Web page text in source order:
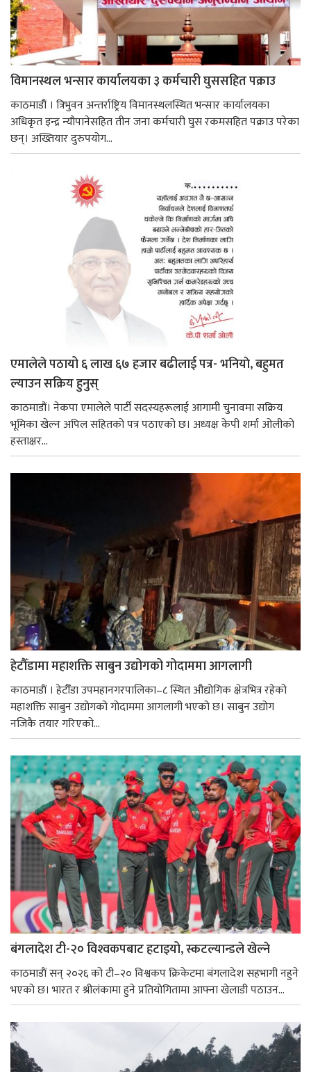
विमानस्थल भन्सार कार्यालयका ३ कर्मचारी घुससहित पक्राउ
काठमाडौं । त्रिभुवन अन्तर्राष्ट्रिय विमानस्थलस्थित भन्सार कार्यालयका
अधिकृत इन्द्र न्यौपानेसहित तीन जना कर्मचारी घुस रकमसहित पक्राउ परेका
छन्। अख्तियार दुरुपयोग...
एमालेले पठायो ६ लाख ६७ हजार बढीलाई पत्र- भनियाे, बहुमत
ल्याउन सक्रिय हुनुस्
काठमाडौं। नेकपा एमालेले पार्टी सदस्यहरूलाई आगामी चुनावमा सक्रिय
भूमिका खेल्न अपिल सहितको पत्र पठाएको छ। अध्यक्ष केपी शर्मा ओलीको
हस्ताक्षर...
हेटौँडामा महाशक्ति साबुन उद्योगको गोदाममा आगलागी
काठमाडाैं । हेटौँडा उपमहानगरपालिका–८ स्थित औद्योगिक क्षेत्रभित्र रहेको
महाशक्ति साबुन उद्योगको गोदाममा आगलागी भएको छ। साबुन उद्योग
नजिकै तयार गरिएको...
बंगलादेश टी-२० विश्‍वकपबाट हटाइयो, स्कटल्यान्डले खेल्ने
काठमाडाैं सन् २०२६ को टी–२० विश्वकप क्रिकेटमा बंगलादेश सहभागी नहुने
भएको छ। भारत र श्रीलंकामा हुने प्रतियोगितामा आफ्ना खेलाडी पठाउन...